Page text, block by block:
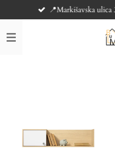
to
main
content
📍Markišavska